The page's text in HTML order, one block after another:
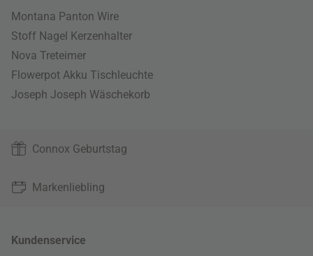
Montana Panton Wire
Stoff Nagel Kerzenhalter
Nova Treteimer
Flowerpot Akku Tischleuchte
Joseph Joseph Wäschekorb
Connox Geburtstag
Markenliebling
Kundenservice